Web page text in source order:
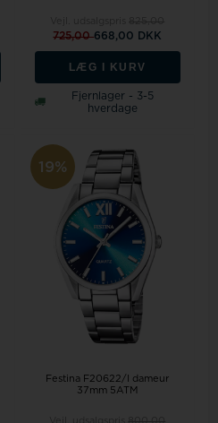
725,00668,00 DKK
LÆG I KURV
Fjernlager - 3-5
hverdage
19%
Festina F20622/I dameur
37mm 5ATM